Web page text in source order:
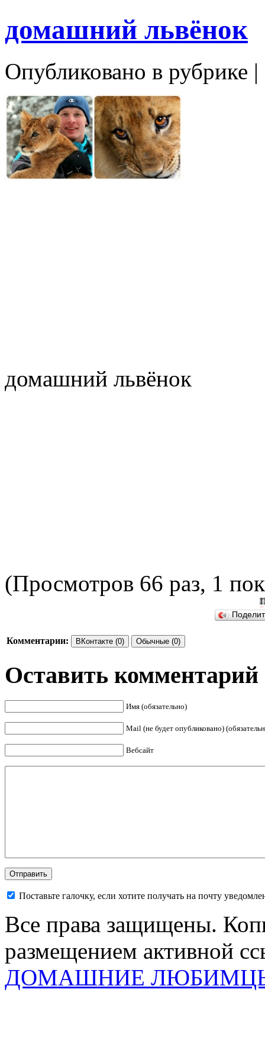
домашний львёнок
Опубликовано в рубрике |
домашний львёнок
(Просмотров 66 раз, 1
Комментарии: ВКонтакте (0) Обычные (0)
Оставить комментарий
Имя (обязательно)
Mail (не будет опубликовано)
Вебсайт
Поставьте галочку, если хотите получать на почту
Все права защищены.
размещением активной
ДОМАШНИЕ